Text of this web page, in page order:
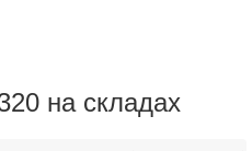
на складах